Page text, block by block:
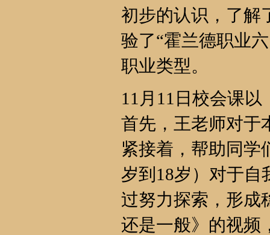
初步的认识，了解
验了“霍兰德职业
职业类型。
11月11日校会课
首先，王老师对于
紧接着，帮助同学
岁到18岁）对于自
过努力探索，形成
还是一般》的视频